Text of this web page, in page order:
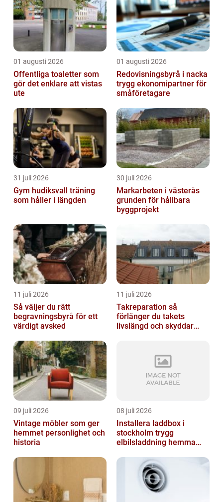
01 augusti 2026
Offentliga toaletter som
gör det enklare att vistas
ute
01 augusti 2026
Redovisningsbyrå i nacka
trygg ekonomipartner för
småföretagare
31 juli 2026
Gym hudiksvall träning
som håller i längden
30 juli 2026
Markarbeten i västerås
grunden för hållbara
byggprojekt
11 juli 2026
Så väljer du rätt
begravningsbyrå för ett
värdigt avsked
11 juli 2026
Takreparation så
förlänger du takets
livslängd och skyddar
09 juli 2026
Vintage möbler som ger
hemmet personlighet och
historia
08 juli 2026
Installera laddbox i
stockholm trygg
elbilsladdning hemma